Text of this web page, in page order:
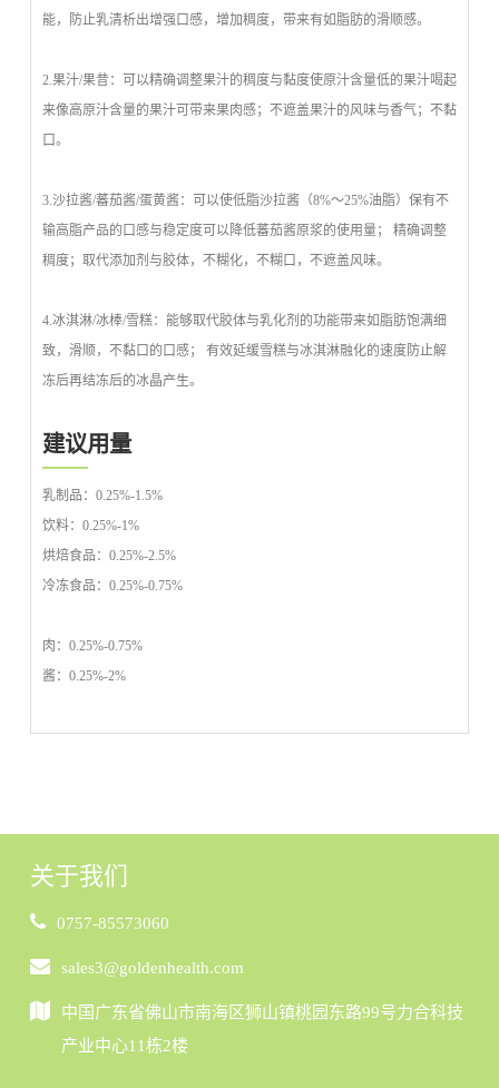
能，防止乳清析出增强口感，增加稠度，带来有如脂肪的滑顺感。
2.果汁/果昔：可以精确调整果汁的稠度与黏度使原汁含量低的果汁喝起
来像高原汁含量的果汁可带来果肉感；不遮盖果汁的风味与香气；不黏
口。
3.沙拉酱/蕃茄酱/蛋黄酱：可以使低脂沙拉酱（8%～25%油脂）保有不
输高脂产品的口感与稳定度可以降低蕃茄酱原浆的使用量； 精确调整
稠度；取代添加剂与胶体，不糊化，不糊口，不遮盖风味。
4.冰淇淋/冰棒/雪糕：能够取代胶体与乳化剂的功能带来如脂肪饱满细
致，滑顺，不黏口的口感； 有效延缓雪糕与冰淇淋融化的速度防止解
冻后再结冻后的冰晶产生。
建议用量
乳制品：0.25%-1.5%
饮料：0.25%-1%
烘焙食品：0.25%-2.5%
冷冻食品：0.25%-0.75%
肉：0.25%-0.75%
酱：0.25%-2%
关于我们
0757-85573060
sales3@goldenhealth.com
中国广东省佛山市南海区狮山镇桃园东路99号力合科技
产业中心11栋2楼